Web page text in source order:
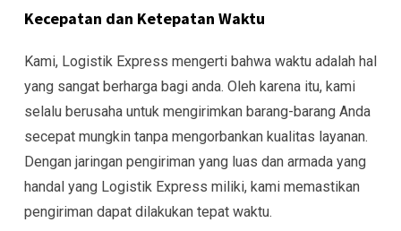
Kecepatan dan Ketepatan Waktu
Kami, Logistik Express mengerti bahwa waktu adalah hal
yang sangat berharga bagi anda. Oleh karena itu, kami
selalu berusaha untuk mengirimkan barang-barang Anda
secepat mungkin tanpa mengorbankan kualitas layanan.
Dengan jaringan pengiriman yang luas dan armada yang
handal yang Logistik Express miliki, kami memastikan
pengiriman dapat dilakukan tepat waktu.